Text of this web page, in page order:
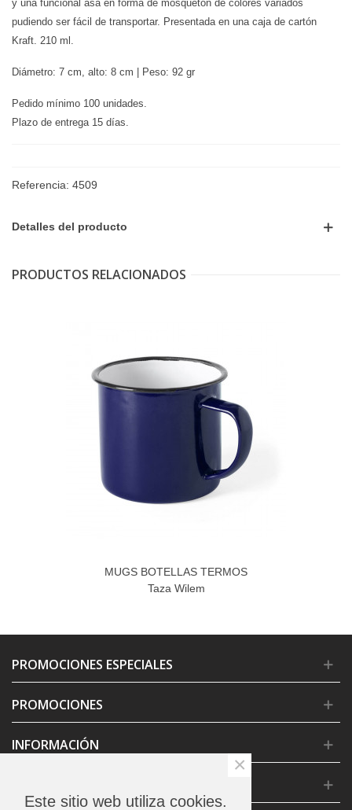
y una funcional asa en forma de mosquetón de colores variados
pudiendo ser fácil de transportar. Presentada en una caja de cartón
Kraft. 210 ml.
Diámetro: 7 cm, alto: 8 cm | Peso: 92 gr
Pedido mínimo 100 unidades.
Plazo de entrega 15 días.
Referencia: 4509
Detalles del producto
PRODUCTOS RELACIONADOS
MUGS BOTELLAS TERMOS
Taza Wilem
PROMOCIONES ESPECIALES
PROMOCIONES
INFORMACIÓN
Este sitio web utiliza cookies.
×